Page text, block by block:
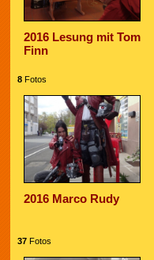
2016 Lesung mit Tom
Finn
8Fotos
2016 Marco Rudy
37Fotos